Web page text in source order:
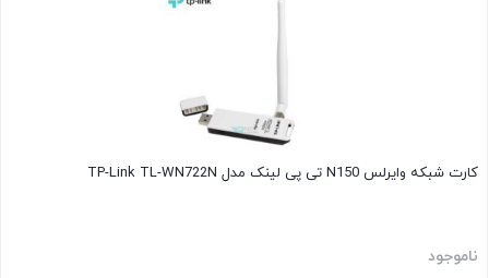
کارت شبکه وایرلس N150 تی پی لینک مدل TP-Link TL-WN722N
ناموجود